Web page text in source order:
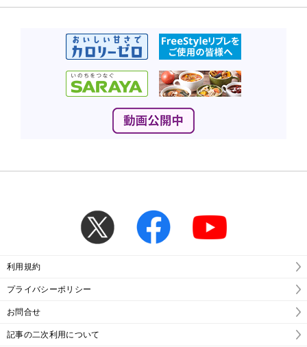
利用規約
プライバシーポリシー
お問合せ
記事の二次利用について